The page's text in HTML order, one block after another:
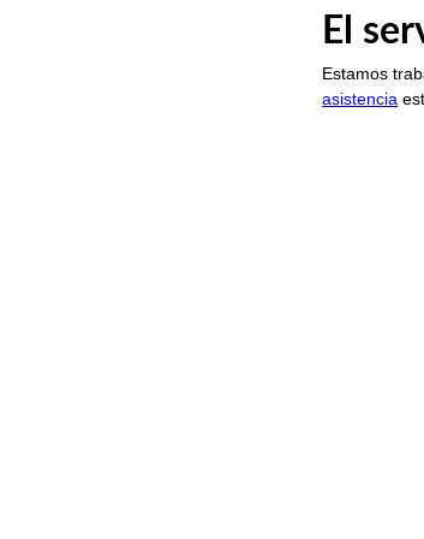
El
Estamos
asistencia